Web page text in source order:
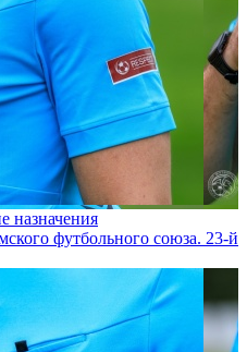
назначения
футбольного союза. 23-й